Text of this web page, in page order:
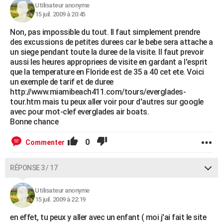
Utilisateur anonyme
15 juil. 2009 à 20:45
Non, pas impossible du tout. Il faut simplement prendre
des excussions de petites durees car le bebe sera attache a
un siege pendant toute la duree de la visite. Il faut prevoir
aussi les heures appropriees de visite en gardant a l'esprit
que la temperature en Floride est de 35 a 40 cet ete. Voici
un exemple de tarif et de duree
http://www.miamibeach411.com/tours/everglades-
tour.htm mais tu peux aller voir pour d'autres sur google
avec pour mot-clef everglades air boats.
Bonne chance
Commenter 0
RÉPONSE 3 / 17
Utilisateur anonyme
15 juil. 2009 à 22:19
en effet, tu peux y aller avec un enfant ( moi j'ai fait le site